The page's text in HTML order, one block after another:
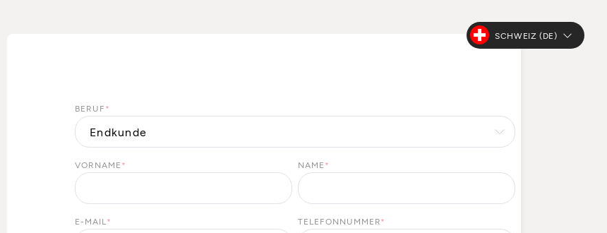
SCHWEIZ (DE)
BERUF *
VORNAME * NAME *
E-MAIL * TELEFONNUMMER*